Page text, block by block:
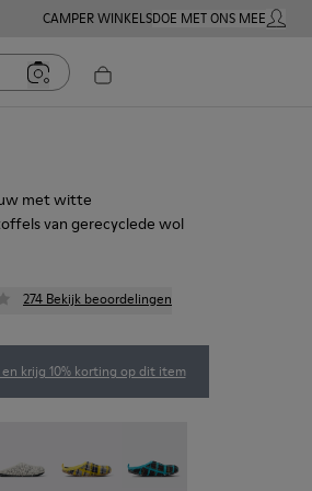
CAMPER WINKELSDOE MET ONS MEEMIJN
met witte
van gerecyclede wol
274 Bekijk beoordelingen
krijg 10% korting op dit item